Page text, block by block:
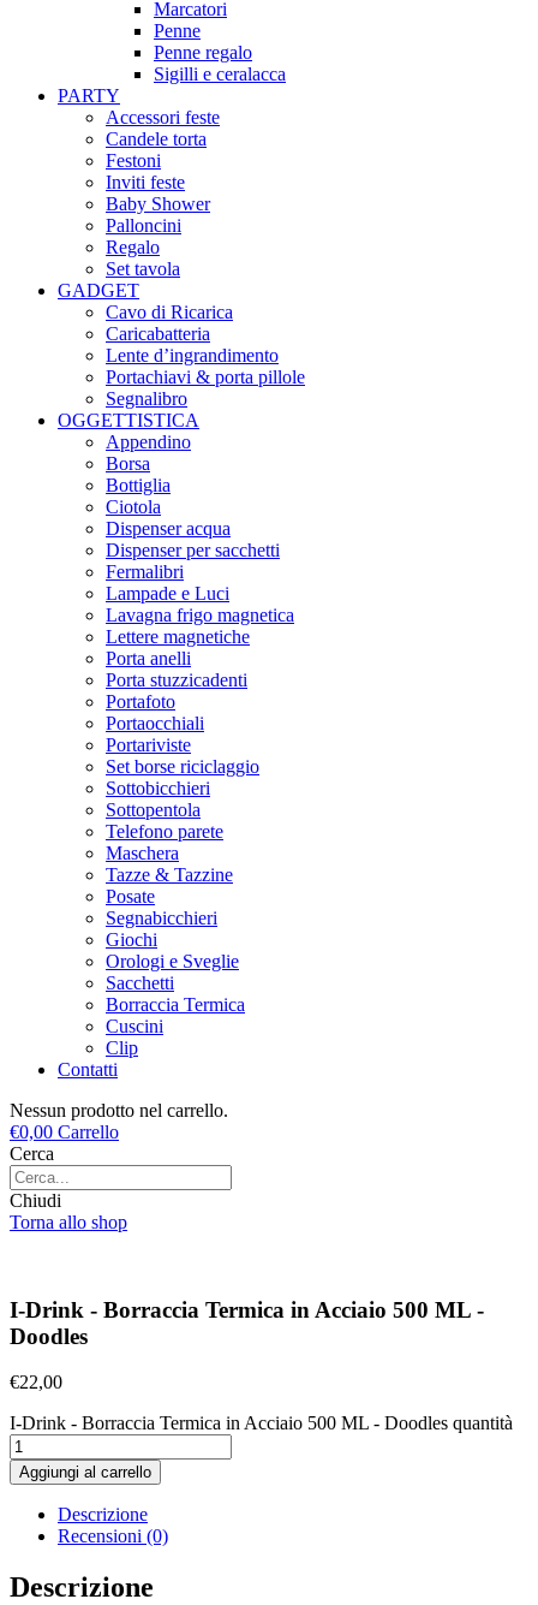
Marcatori
Penne
Penne regalo
Sigilli e ceralacca
PARTY
Accessori feste
Candele torta
Festoni
Inviti feste
Baby Shower​
Palloncini
Regalo
Set tavola
GADGET
Cavo di Ricarica
Caricabatteria
Lente d’ingrandimento
Portachiavi & porta pillole
Segnalibro
OGGETTISTICA
Appendino
Borsa
Bottiglia
Ciotola
Dispenser acqua
Dispenser per sacchetti
Fermalibri
Lampade e Luci
Lavagna frigo magnetica
Lettere magnetiche
Porta anelli
Porta stuzzicadenti
Portafoto
Portaocchiali
Portariviste
Set borse riciclaggio
Sottobicchieri
Sottopentola
Telefono parete
Maschera
Tazze & Tazzine
Posate
Segnabicchieri
Giochi
Orologi e Sveglie
Sacchetti
Borraccia Termica
Cuscini
Clip
Contatti
Nessun prodotto nel carrello.
€0,00 Carrello
Cerca
Chiudi
Torna allo shop
I-Drink - Borraccia Termica in Acciaio 500 ML -
Doodles
€22,00
I-Drink - Borraccia Termica in Acciaio 500 ML - Doodles quantità
Aggiungi al carrello
Descrizione
Recensioni (0)
Descrizione